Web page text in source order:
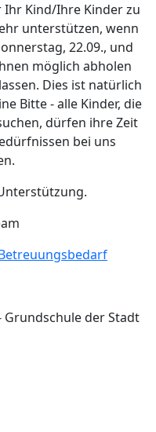
Kind/Ihre Kinder zu
unterstützen, wenn
22.09., und
möglich abholen
Dies ist natürlich
Bitte - alle Kinder, die
dürfen ihre Zeit
bei uns
Grundschule der Stadt